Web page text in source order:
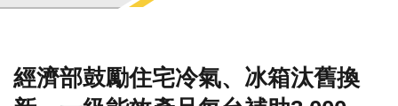
市
門
經濟部鼓勵住宅冷氣、冰箱汰舊換